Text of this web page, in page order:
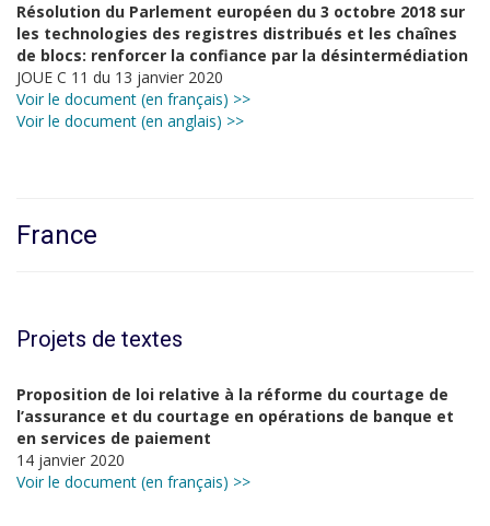
Résolution du Parlement européen du 3 octobre 2018 sur
les technologies des registres distribués et les chaînes
de blocs: renforcer la confiance par la désintermédiation
JOUE C 11 du 13 janvier 2020
Voir le document (en français) >>
Voir le document (en anglais) >>
France
Projets de textes
Proposition de loi relative à la réforme du courtage de
l’assurance et du courtage en opérations de banque et
en services de paiement
14 janvier 2020
Voir le document (en français) >>